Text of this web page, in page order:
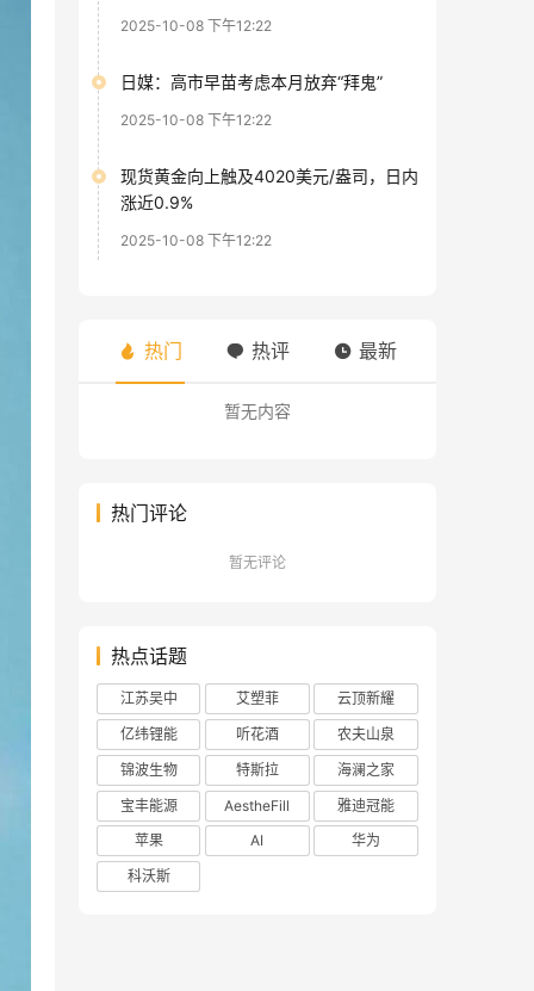
2025-10-08 下午12:22
日媒：高市早苗考虑本月放弃“拜鬼”
2025-10-08 下午12:22
现货黄金向上触及4020美元/盎司，日内
涨近0.9%
2025-10-08 下午12:22
热门 热评 最新
暂无内容
热门评论
暂无评论
热点话题
江苏吴中 艾塑菲
云顶新耀
亿纬锂能
听花酒
农夫山泉
锦波生物
特斯拉
海澜之家
宝丰能源
AestheFill
雅迪冠能
苹果
AI
华为
科沃斯